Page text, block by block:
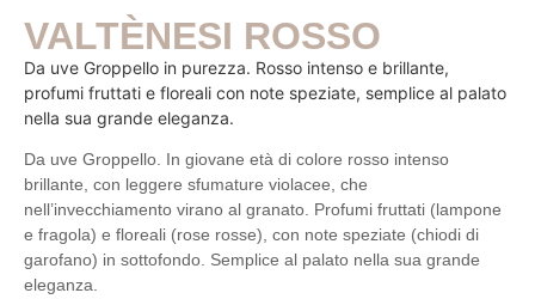
VALTÈNESI ROSSO
Da uve Groppello in purezza. Rosso intenso e brillante,
profumi fruttati e floreali con note speziate, semplice al palato
nella sua grande eleganza.
Da uve Groppello. In giovane età di colore rosso intenso
brillante, con leggere sfumature violacee, che
nell’invecchiamento virano al granato. Profumi fruttati (lampone
e fragola) e floreali (rose rosse), con note speziate (chiodi di
garofano) in sottofondo. Semplice al palato nella sua grande
eleganza.